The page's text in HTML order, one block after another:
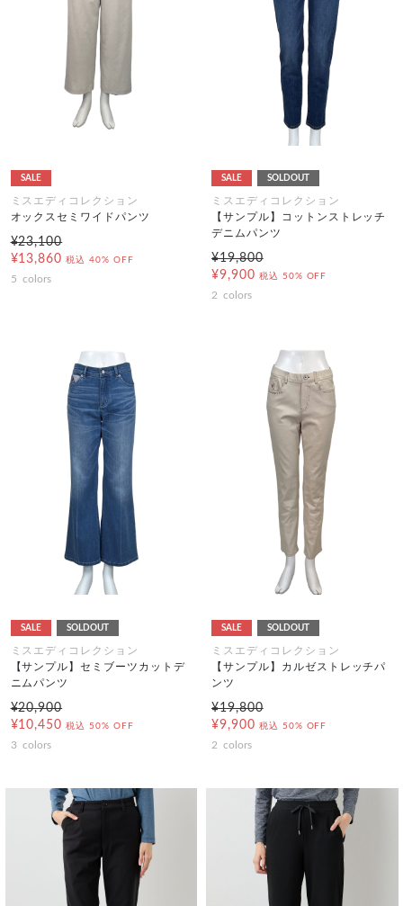
SALE
ミスエディコレクション
オックスセミワイドパンツ
¥23,100
¥13,860 税込 40% OFF
5 colors
SALE SOLDOUT
ミスエディコレクション
【サンプル】コットンストレッチ
デニムパンツ
¥19,800
¥9,900 税込 50% OFF
2 colors
SALE SOLDOUT
ミスエディコレクション
【サンプル】セミブーツカットデ
ニムパンツ
¥20,900
¥10,450 税込 50% OFF
3 colors
SALE SOLDOUT
ミスエディコレクション
【サンプル】カルゼストレッチパ
ンツ
¥19,800
¥9,900 税込 50% OFF
2 colors